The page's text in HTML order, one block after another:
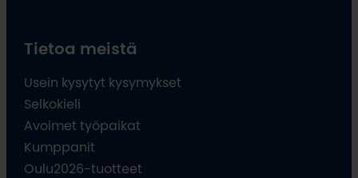
Tietoa meistä
Usein kysytyt kysymykset
Selkokieli
Avoimet työpaikat
Kumppanit
Oulu2026-tuotteet